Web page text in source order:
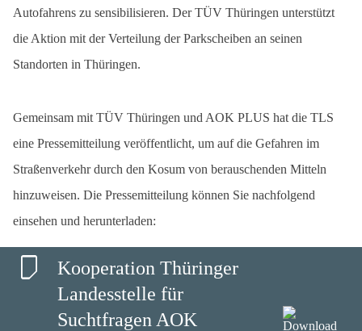
Autofahrens zu sensibilisieren. Der TÜV Thüringen unterstützt
die Aktion mit der Verteilung der Parkscheiben an seinen
Standorten in Thüringen.
Gemeinsam mit TÜV Thüringen und AOK PLUS hat die TLS
eine Pressemitteilung veröffentlicht, um auf die Gefahren im
Straßenverkehr durch den Kosum von berauschenden Mitteln
hinzuweisen. Die Pressemitteilung können Sie nachfolgend
einsehen und herunterladen:
Kooperation Thüringer
Landesstelle für
Suchtfragen AOK